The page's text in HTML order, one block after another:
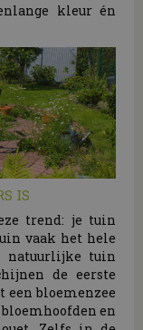
kleur én
IS
trend: je tuin
vaak het hele
natuurlijke tuin
de eerste
een bloemenzee
en